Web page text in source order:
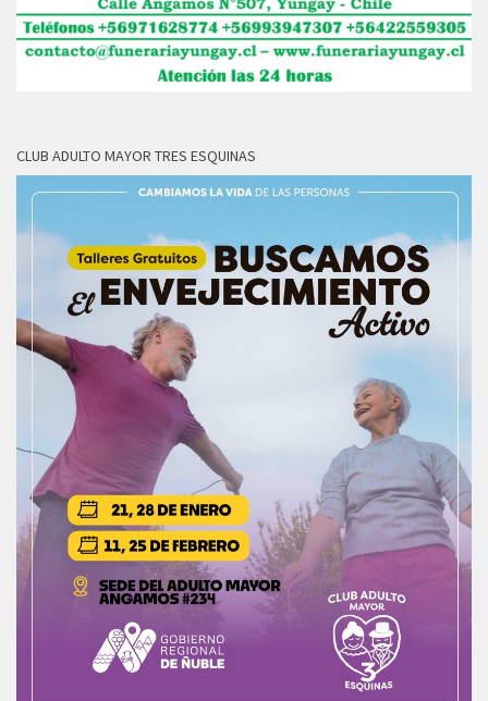
CLUB ADULTO MAYOR TRES ESQUINAS